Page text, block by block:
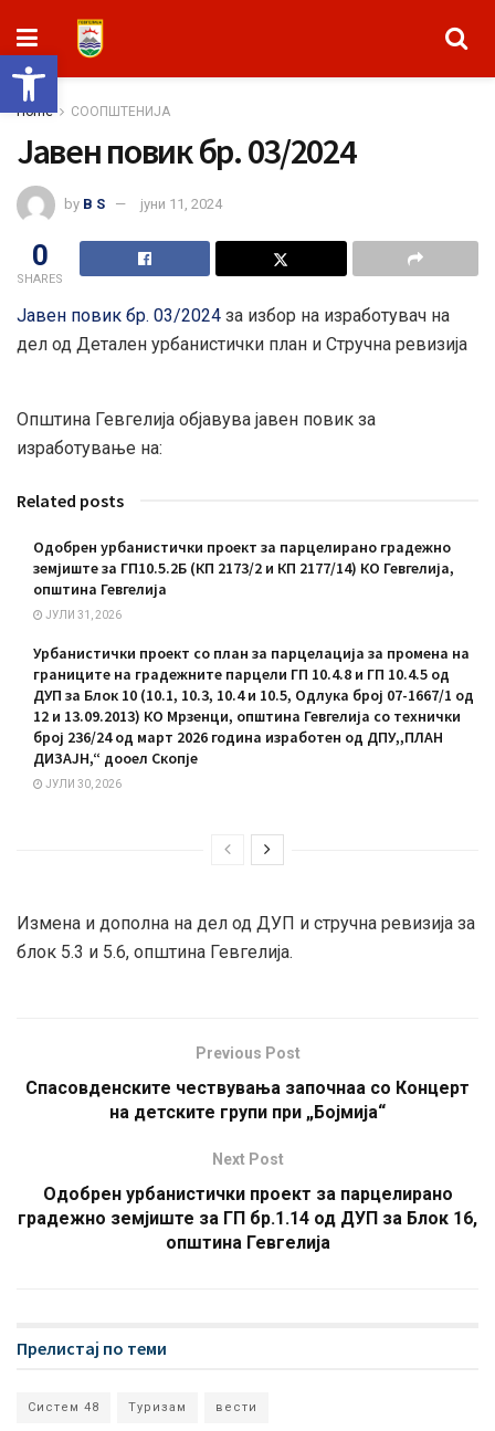
Open toolbar
Home СООПШТЕНИЈА
Јавен повик бр. 03/2024
by B S јуни 11, 2024
0
SHARES
Јавен повик бр. 03/2024 за избор на изработувач на
дел од Детален урбанистички план и Стручна ревизија
Општина Гевгелија објавува јавен повик за
изработување на:
Related posts
Одобрен урбанистички проект за парцелирано градежно
земјиште за ГП10.5.2Б (КП 2173/2 и КП 2177/14) КО Гевгелија,
општина Гевгелија
ЈУЛИ 31, 2026
Урбанистички проект со план за парцелација за промена на
границите на градежните парцели ГП 10.4.8 и ГП 10.4.5 од
ДУП за Блок 10 (10.1, 10.3, 10.4 и 10.5, Одлука број 07-1667/1 од
12 и 13.09.2013) КО Мрзенци, општина Гевгелија со технички
број 236/24 од март 2026 година изработен од ДПУ,,ПЛАН
ДИЗАЈН,“ дооел Скопје
ЈУЛИ 30, 2026
Измена и дополна на дел од ДУП и стручна ревизија за
блок 5.3 и 5.6, општина Гевгелија.
Previous Post
Спасовденските чествувања започнаа со Концерт
на детските групи при „Бојмија“
Next Post
Одобрен урбанистички проект за парцелирано
градежно земјиште за ГП бр.1.14 од ДУП за Блок 16,
општина Гевгелија
Прелистај по теми
Систем 48 Туризам вести